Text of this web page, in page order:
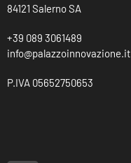
84121 Salerno SA
+39 089 3061489
info@palazzoinnovazione.it
P.IVA 05652750653